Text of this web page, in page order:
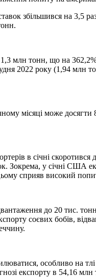
збільшився на 3,5
млн тонн, що на
2022 року (1,94
місяці може
в січні
Зокрема, у січні США
сприяв високий
до 20 тис.
соєвих бобів,
особливо на
експорту в 54,16